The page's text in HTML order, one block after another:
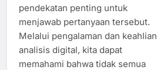
pendekatan penting untuk
menjawab pertanyaan tersebut.
Melalui pengalaman dan keahlian
analisis digital, kita dapat
memahami bahwa tidak semua